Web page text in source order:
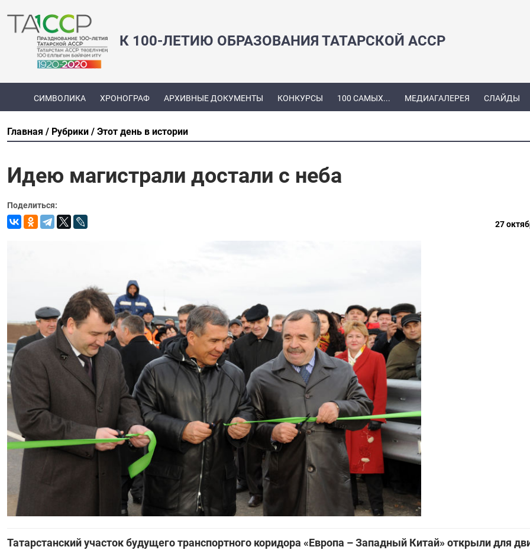
К 100-ЛЕТИЮ ОБРАЗОВАНИЯ ТАТАРСКОЙ АССР
СИМВОЛИКА ХРОНОГРАФ АРХИВНЫЕ ДОКУМЕНТЫ КОНКУРСЫ 100 САМЫХ... МЕДИАГАЛЕРЕЯ СЛАЙДЫ
Главная Рубрики Этот день в истории
Идею магистрали достали с неба
Поделиться:
27
Татарстанский участок будущего транспортного коридора «Европа – Западный Китай» открыли для